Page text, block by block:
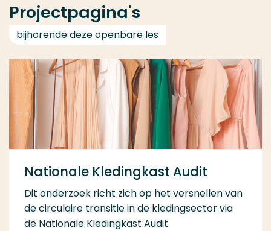
Projectpagina's
bijhorende deze openbare les
Nationale Kledingkast Audit
Dit onderzoek richt zich op het versnellen van
de circulaire transitie in de kledingsector via
de Nationale Kledingkast Audit.